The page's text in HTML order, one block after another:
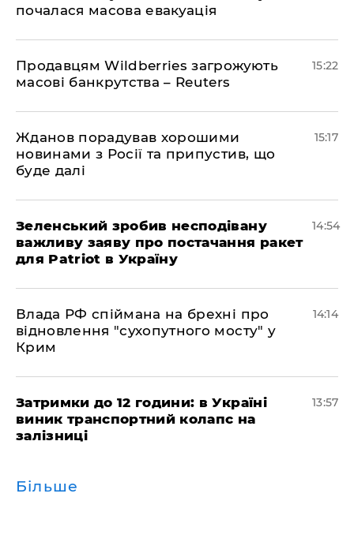
почалася масова евакуація
Продавцям Wildberries загрожують
масові банкрутства – Reuters
15:22
Жданов порадував хорошими
новинами з Росії та припустив, що
буде далі
15:17
Зеленський зробив несподівану
важливу заяву про постачання ракет
для Patriot в Україну
14:54
Влада РФ спіймана на брехні про
відновлення "сухопутного мосту" у
Крим
14:14
Затримки до 12 години: в Україні
виник транспортний колапс на
залізниці
13:57
Більше